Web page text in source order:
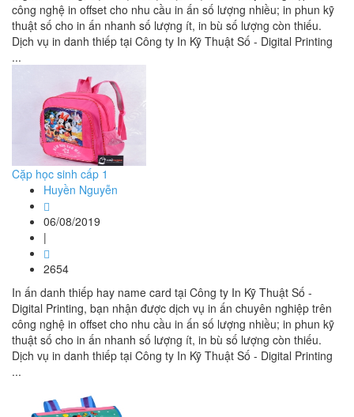
công nghệ in offset cho nhu cầu in ấn số lượng nhiều; in phun kỹ
thuật số cho in ấn nhanh số lượng ít, in bù số lượng còn thiếu.
Dịch vụ in danh thiếp tại Công ty In Kỹ Thuật Số - Digital Printing
...
Cặp học sinh cấp 1
Huyền Nguyễn
06/08/2019
|
2654
In ấn danh thiếp hay name card tại Công ty In Kỹ Thuật Số -
Digital Printing, bạn nhận được dịch vụ in ấn chuyên nghiệp trên
công nghệ in offset cho nhu cầu in ấn số lượng nhiều; in phun kỹ
thuật số cho in ấn nhanh số lượng ít, in bù số lượng còn thiếu.
Dịch vụ in danh thiếp tại Công ty In Kỹ Thuật Số - Digital Printing
...